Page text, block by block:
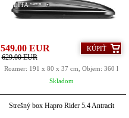
KVALITA
549.00 EUR
629.00 EUR
KÚPIŤ
Rozmer: 191 x 80 x 37 cm, Objem: 360 l
Skladom
Strešný box Hapro Rider 5.4 Antracit